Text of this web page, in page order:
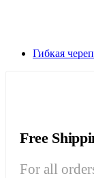
Гибкая
Free
For all